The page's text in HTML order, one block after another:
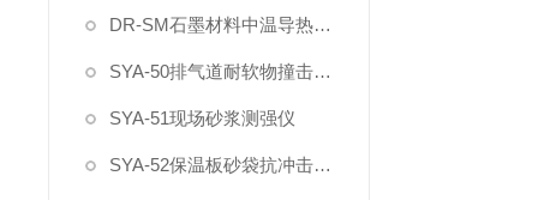
DR-SM石墨材料中温导热系数测定仪
SYA-50排气道耐软物撞击试验装置
SYA-51现场砂浆测强仪
SYA-52保温板砂袋抗冲击仪5KG